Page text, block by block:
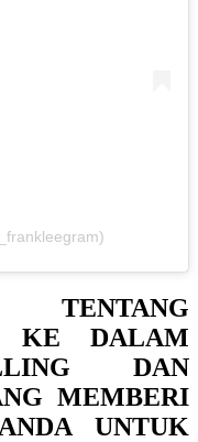
TENTANG
KE DALAM
DAN
MEMBERI
UNTUK